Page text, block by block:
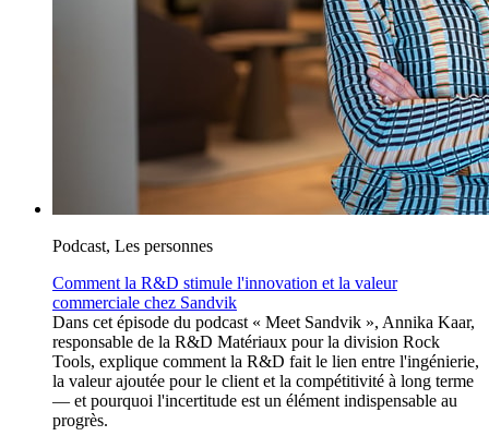
Podcast, Les personnes
Comment la R&D stimule l'innovation et la valeur
commerciale chez Sandvik
Dans cet épisode du podcast « Meet Sandvik », Annika Kaar,
responsable de la R&D Matériaux pour la division Rock
Tools, explique comment la R&D fait le lien entre l'ingénierie,
la valeur ajoutée pour le client et la compétitivité à long terme
— et pourquoi l'incertitude est un élément indispensable au
progrès.